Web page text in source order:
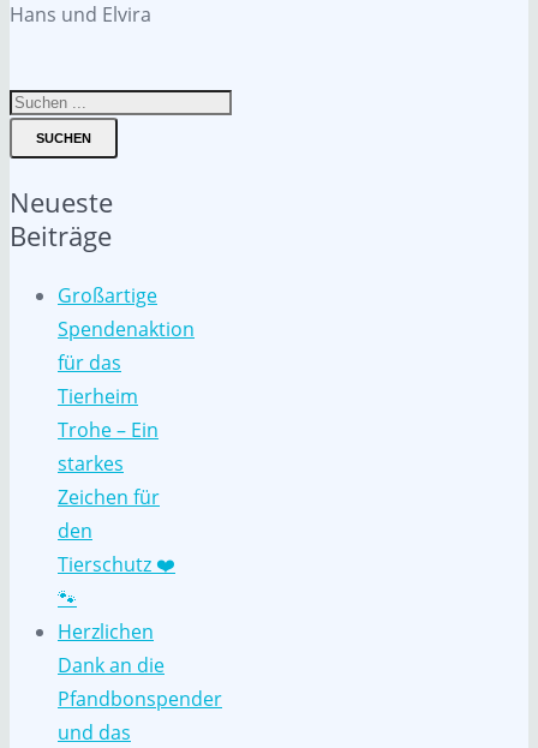
Hans und Elvira
SUCHEN
Neueste
Beiträge
Großartige
Spendenaktion
für das
Tierheim
Trohe – Ein
starkes
Zeichen für
den
Tierschutz ❤️
🐾
Herzlichen
Dank an die
Pfandbonspender
und das